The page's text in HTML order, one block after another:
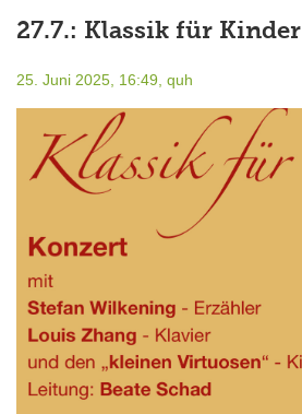
27.7.: Klassik für Kinder
25. Juni 2025, 16:49, quh